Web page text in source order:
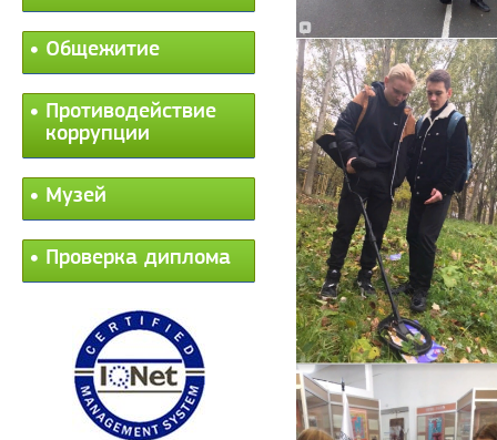
Общежитие
Противодействие
коррупции
Музей
Проверка диплома